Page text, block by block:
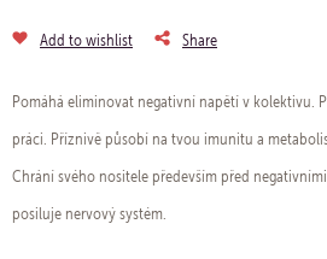
Add to wishlist Share
Pomáhá eliminovat negativní napětí v kolektivu.
práci. Příznivě působí na tvou imunitu a
Chrání svého nositele především před
posiluje nervový systém.